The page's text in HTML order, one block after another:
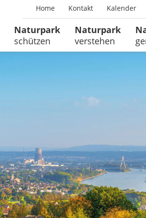
Home Kontakt Kalender
Naturpark
schützen
Naturpark
verstehen